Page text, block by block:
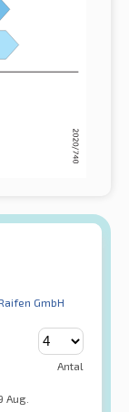
GmbH
Antal
Aug.